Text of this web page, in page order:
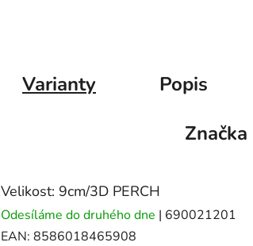
Varianty Popis
Značka
Velikost: 9cm/3D PERCH
Odesíláme do druhého dne | 690021201
EAN: 8586018465908